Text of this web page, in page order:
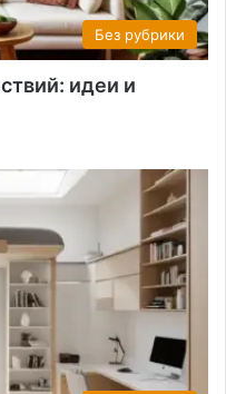
Без рубрики
идеи и